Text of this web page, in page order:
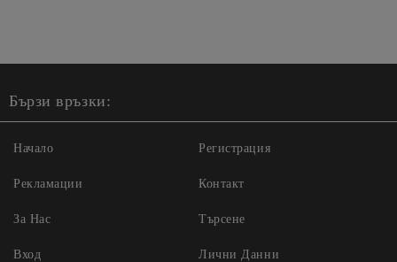
Бързи връзки:
Начало
Рекламации
За Нас
Вход
Регистрация
Контакт
Търсене
Лични Данни